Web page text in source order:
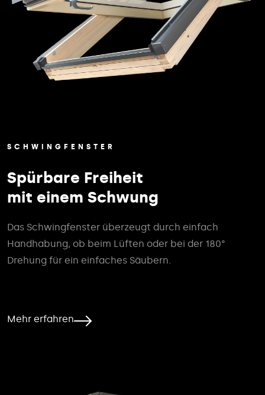
SCHWINGFENSTER
Spürbare Freiheit
mit einem Schwung
Das Schwingfenster überzeugt durch einfach
Handhabung, ob beim Lüften oder bei der 180°
Drehung für ein einfaches Säubern.
Mehr erfahren